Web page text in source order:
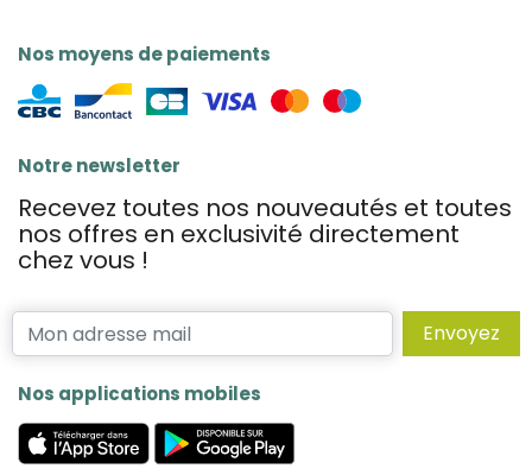
Nos moyens de paiements
Notre newsletter
Recevez toutes nos nouveautés et toutes
nos offres en exclusivité directement
chez vous !
Envoyez
Nos applications mobiles